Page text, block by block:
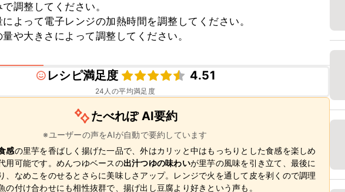
調整してください。
よって電子レンジの加熱時間を調整してください。
や大きさによって調整してください。
レシピ満足度
4.51
24 人の平均満足度
たべれぽ AI要約
※ユーザーの声をAIが自動で要約しています
感の里芋を香ばしく揚げた一品で、外はカリッと中はもっちりとした食感を楽しめ
用可能です。めんつゆベースの出汁つゆの味わいが里芋の風味を引き立て、最後に
、なめこをのせるとさらに美味しさアップ。レンジで火を通して皮を剥くので調理
の付け合わせにも相性抜群で、揚げ出し豆腐より好きという声も。